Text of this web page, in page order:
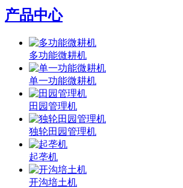
产品中心
多功能微耕机
单一功能微耕机
田园管理机
独轮田园管理机
起垄机
开沟培土机